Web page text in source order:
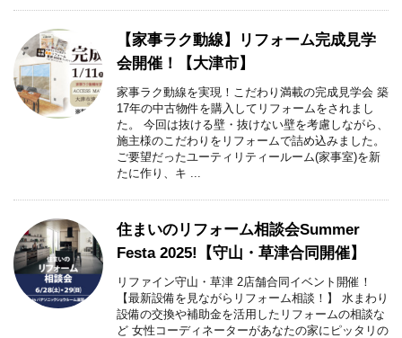
【家事ラク動線】リフォーム完成見学
会開催！【大津市】
家事ラク動線を実現！こだわり満載の完成見学会 築
17年の中古物件を購入してリフォームをされまし
た。 今回は抜ける壁・抜けない壁を考慮しながら、
施主様のこだわりをリフォームで詰め込みました。
ご要望だったユーティリティールーム(家事室)を新
たに作り、キ ...
住まいのリフォーム相談会Summer
Festa 2025!【守山・草津合同開催】
リファイン守山・草津 2店舗合同イベント開催！
【最新設備を見ながらリフォーム相談！】 水まわり
設備の交換や補助金を活用したリフォームの相談な
ど 女性コーディネーターがあなたの家にピッタリの